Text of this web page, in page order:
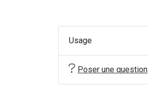
Usage
Poser une question